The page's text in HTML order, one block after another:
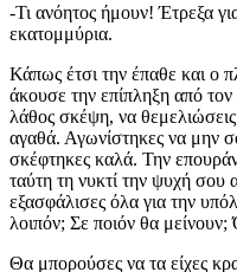
-Τι ανόητος ήμουν! Έτρεξα
εκατομμύρια.
Κάπως έτσι την έπαθε και ο
άκουσε την επίπληξη από
λάθος σκέψη, να
αγαθά. Αγωνίστηκες να μην
σκέφτηκες καλά. Την
ταύτη τη νυκτί την ψυχή
εξασφάλισες όλα για την
λοιπόν; Σε ποιόν θα
Θα μπορούσες να τα είχες